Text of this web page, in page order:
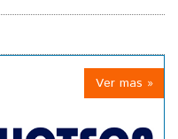
Ver mas »